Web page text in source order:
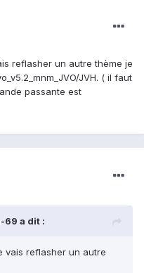
reflasher un autre thème je
JVH. ( il faut
passante est
69 a dit :
vais reflasher un autre